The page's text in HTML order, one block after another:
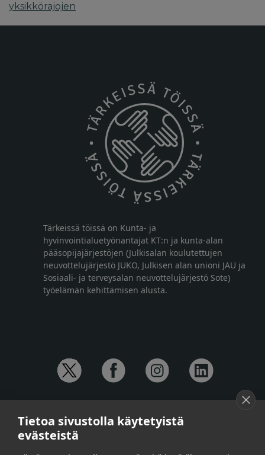
yksikkörajojen
Tärkeissä töissä on Kunta- ja
hyvinvointialuetyönantajat KT:n ja kunta-alan
pääsopijajärjestöjen (Julkisalan koulutettujen
neuvottelujärjestö JUKO, Julkisen alan unioni JAU ja
Sosiaali- ja terveysalan neuvottelujärjestö Sote)
työelämän kehittämisen alusta.
Anna-Mari Jaanu, kehittämispäällikkö,
puh. +358 50 572 4620
Henna Honkalo,
viestintäpäällikkö,
Tietoa sivustolla käytetyistä
evästeistä